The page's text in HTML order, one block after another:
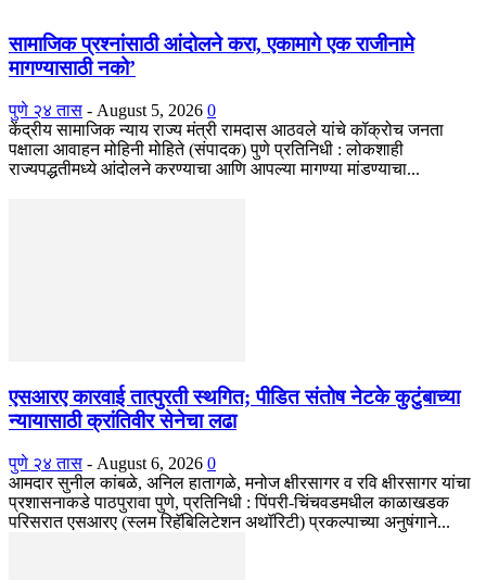
सामाजिक प्रश्नांसाठी आंदोलने करा, एकामागे एक राजीनामे
मागण्यासाठी नको’
पुणे २४ तास - August 5, 2026 0
केंद्रीय सामाजिक न्याय राज्य मंत्री रामदास आठवले यांचे कॉक्रोच जनता
पक्षाला आवाहन मोहिनी मोहिते (संपादक) पुणे प्रतिनिधी : लोकशाही
राज्यपद्धतीमध्ये आंदोलने करण्याचा आणि आपल्या मागण्या मांडण्याचा...
एसआरए कारवाई तात्पुरती स्थगित; पीडित संतोष नेटके कुटुंबाच्या
न्यायासाठी क्रांतिवीर सेनेचा लढा
पुणे २४ तास - August 6, 2026 0
आमदार सुनील कांबळे, अनिल हातागळे, मनोज क्षीरसागर व रवि क्षीरसागर यांचा
प्रशासनाकडे पाठपुरावा पुणे, प्रतिनिधी : पिंपरी-चिंचवडमधील काळाखडक
परिसरात एसआरए (स्लम रिहॅबिलिटेशन अथॉरिटी) प्रकल्पाच्या अनुषंगाने...